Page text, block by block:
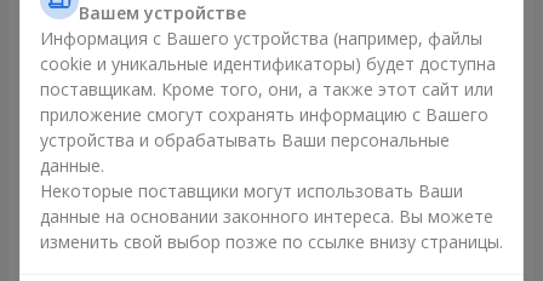
Вашем устройстве
Информация с Вашего устройства (например, файлы
cookie и уникальные идентификаторы) будет доступна
поставщикам. Кроме того, они, а также этот сайт или
приложение смогут сохранять информацию с Вашего
устройства и обрабатывать Ваши персональные
данные.
Некоторые поставщики могут использовать Ваши
данные на основании законного интереса. Вы можете
изменить свой выбор позже по ссылке внизу страницы.